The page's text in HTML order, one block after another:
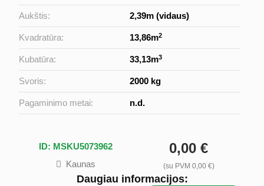
Aukštis: 2,39m (vidaus)
Kvadratūra: 13,86m2
Kubatūra: 33,13m3
Svoris: 2000 kg
Pagaminimo metai: n.d.
ID: MSKU5073962
Kaunas
0,00 €
(su PVM 0,00 €)
Daugiau informacijos: